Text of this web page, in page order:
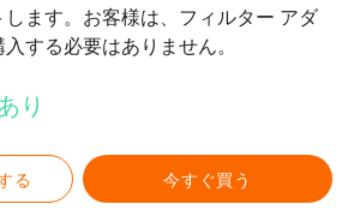
ます。お客様は、フィルター アダ
する必要はありません。
り
る 今すぐ買う